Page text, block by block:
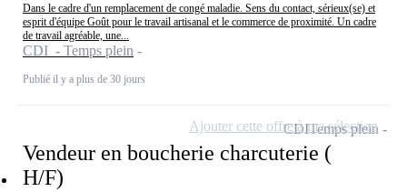
Dans le cadre d'un remplacement de congé maladie. Sens du contact, sérieux(se) et
esprit d'équipe Goût pour le travail artisanal et le commerce de proximité. Un cadre
de travail agréable, une...
CDI - Temps plein
Publié il y a plus de 30 jours
Vendeur en boucherie charcuterie (
H/F)
CDITemps plein
Ajouter cette offre à ma sélection